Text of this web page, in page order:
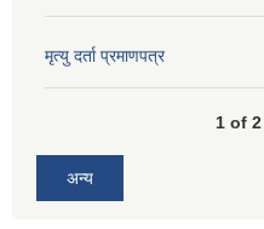
मृत्यु दर्ता प्रमाणपत्र
1 of 2
अन्य